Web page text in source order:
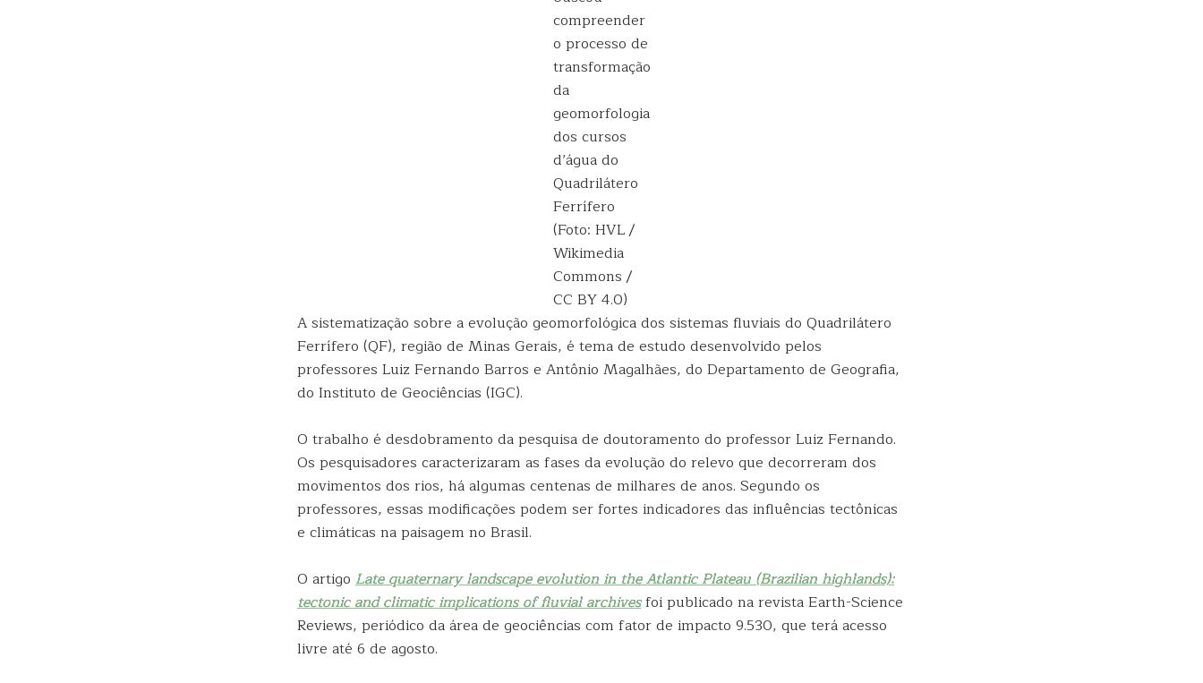
compreender
o processo de
transformação
da
geomorfologia
dos cursos
d’água do
Quadrilátero
Ferrífero
(Foto: HVL /
Wikimedia
Commons /
CC BY 4.0)
A sistematização sobre a evolução geomorfológica dos sistemas fluviais do Quadrilátero
Ferrífero (QF), região de Minas Gerais, é tema de estudo desenvolvido pelos
professores Luiz Fernando Barros e Antônio Magalhães, do Departamento de Geografia,
do Instituto de Geociências (IGC).
O trabalho é desdobramento da pesquisa de doutoramento do professor Luiz Fernando.
Os pesquisadores caracterizaram as fases da evolução do relevo que decorreram dos
movimentos dos rios, há algumas centenas de milhares de anos. Segundo os
professores, essas modificações podem ser fortes indicadores das influências tectônicas
e climáticas na paisagem no Brasil.
O artigo Late quaternary landscape evolution in the Atlantic Plateau (Brazilian highlands):
tectonic and climatic implications of fluvial archivesfoi publicado na revista Earth-Science
Reviews, periódico da área de geociências com fator de impacto 9.530, que terá acesso
livre até 6 de agosto.